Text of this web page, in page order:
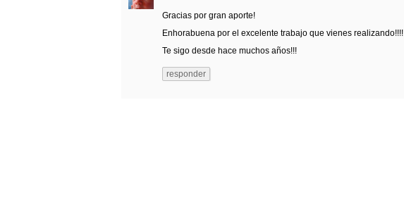
Gracias por gran aporte!
Enhorabuena por el excelente trabajo que vienes realizando!!!!
Te sigo desde hace muchos años!!!
responder